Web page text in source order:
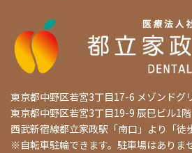
東京都中野区若宮3丁目17-6 メゾンドグ
東京都中野区若宮3丁目19-9 辰巳ビル1階
西武新宿線都立家政駅「南口」より「徒
※自転車駐輪できます。駐車場はありま